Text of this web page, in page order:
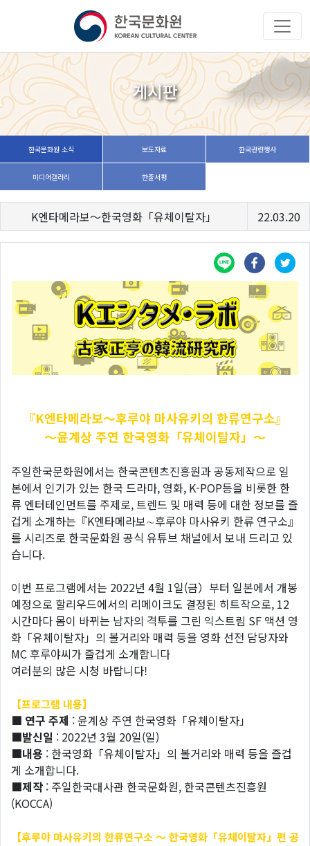
게시판
한국문화원 소식 보도자료 한국관련행사
미디어갤러리 한줄서평
K엔타메라보～한국영화「유체이탈자」 22.03.20
『K엔타메라보～후루야 마사유키의 한류연구소』
～윤계상 주연 한국영화「유체이탈자」～
주일한국문화원에서는 한국콘텐츠진흥원과 공동제작으로 일
본에서 인기가 있는 한국 드라마, 영화, K-POP등을 비롯한 한
류 엔터테인먼트를 주제로, 트렌드 및 매력 등에 대한 정보를 즐
겁게 소개하는『K엔타메라보∼후루야 마사유키 한류 연구소』
를 시리즈로 한국문화원 공식 유튜브 채널에서 보내 드리고 있
습니다.
이번 프로그램에서는 2022년 4월 1일(금）부터 일본에서 개봉
예정으로 할리우드에서의 리메이크도 결정된 히트작으로, 12
시간마다 몸이 바뀌는 남자의 격투를 그린 익스트림 SF 액션 영
화「유체이탈자」의 볼거리와 매력 등을 영화 선전 담당자와
MC 후루야씨가 즐겁게 소개합니다
여러분의 많은 시청 바랍니다!
【프로그램 내용】
■ 연구 주제 : 윤계상 주연 한국영화「유체이탈자」
■발신일 : 2022년 3월 20일(일)
■내용 : 한국영화「유체이탈자」의 볼거리와 매력 등을 즐겁
게 소개합니다.
■제작 : 주일한국대사관 한국문화원, 한국콘텐츠진흥원
(KOCCA)
【후루야 마사유키의 한류연구소 ～ 한국영화「유체이탈자」편 공